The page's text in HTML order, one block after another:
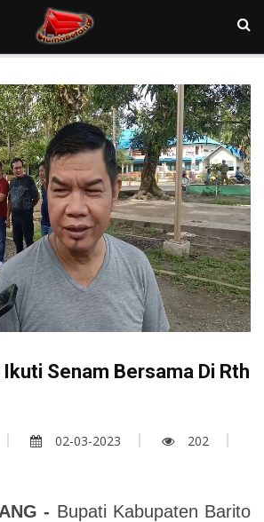
Senam Bersama Di Rth
02-03-2023
202
- Bupati Kabupaten Barito